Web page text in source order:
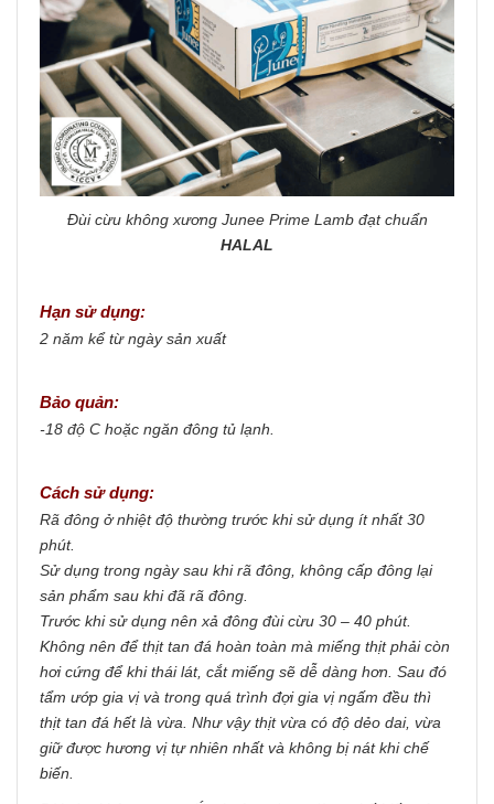
Đùi cừu không xương Junee Prime Lamb đạt chuẩn
HALAL
Hạn sử dụng:
2 năm kể từ ngày sản xuất
Bảo quản:
-18 độ C hoặc ngăn đông tủ lạnh.
Cách sử dụng:
Rã đông ở nhiệt độ thường trước khi sử dụng ít nhất 30
phút.
Sử dụng trong ngày sau khi rã đông, không cấp đông lại
sản phẩm sau khi đã rã đông.
Trước khi sử dụng nên xả đông đùi cừu 30 – 40 phút.
Không nên để thịt tan đá hoàn toàn mà miếng thịt phải còn
hơi cứng để khi thái lát, cắt miếng sẽ dễ dàng hơn. Sau đó
tẩm ướp gia vị và trong quá trình đợi gia vị ngấm đều thì
thịt tan đá hết là vừa. Như vậy thịt vừa có độ dẻo dai, vừa
giữ được hương vị tự nhiên nhất và không bị nát khi chế
biến.